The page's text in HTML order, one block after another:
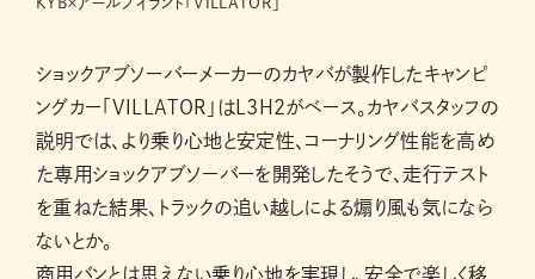
KYB×アールブイランド「VILLATOR」
ショックアブソーバーメーカーのカヤバが製作したキャンピ
ングカー「VILLATOR」はL3H2がベース。カヤバスタッフの
説明では、より乗り心地と安定性、コーナリング性能を高め
た専用ショックアブソーバーを開発したそうで、走行テスト
を重ねた結果、トラックの追い越しによる煽り風も気になら
ないとか。
商用バンとは思えない乗り心地を実現し、安全で楽しく移